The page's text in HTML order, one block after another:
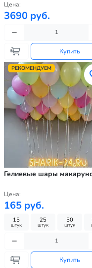
Цена:
3690 руб.
Купить
РЕКОМЕНДУЕМ
Гелиевые шары
Цена:
165 руб.
15
штук
25
штук
50
штук
Купить